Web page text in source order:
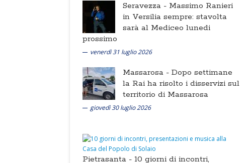
Seravezza - Massimo Ranieri
in Versilia sempre: stavolta
sarà al Mediceo lunedi
prossimo
venerdì 31 luglio 2026
Massarosa - Dopo settimane
la Rai ha risolto i disservizi sul
territorio di Massarosa
giovedì 30 luglio 2026
Pietrasanta - 10 giorni di incontri,